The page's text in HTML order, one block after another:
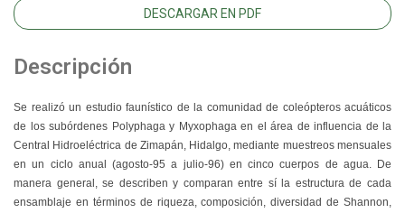
DESCARGAR EN PDF
Descripción
Se realizó un estudio faunístico de la comunidad de coleópteros acuáticos
de los subórdenes Polyphaga y Myxophaga en el área de influencia de la
Central Hidroeléctrica de Zimapán, Hidalgo, mediante muestreos mensuales
en un ciclo anual (agosto-95 a julio-96) en cinco cuerpos de agua. De
manera general, se describen y comparan entre sí la estructura de cada
ensamblaje en términos de riqueza, composición, diversidad de Shannon,